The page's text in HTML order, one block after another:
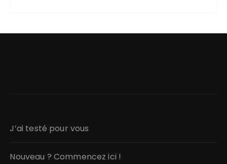
J’ai testé pour vous
Nouveau ? Commencez ici !